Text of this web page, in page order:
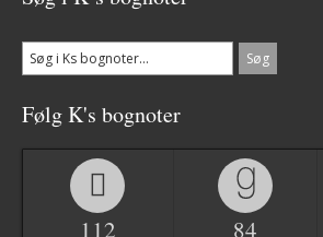
Følg K's bognoter
112 84